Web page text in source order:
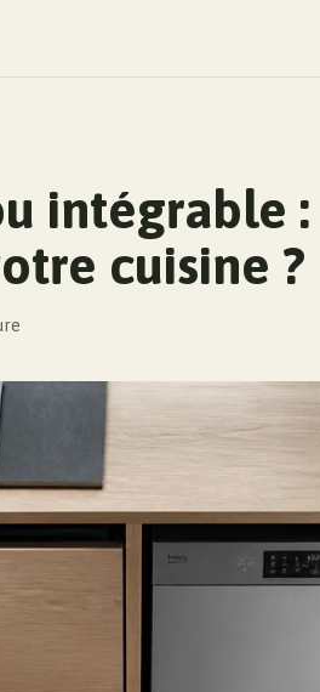
intégrable
cuisine ?